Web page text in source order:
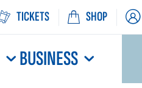
TICKETS SHOP
BUSINESS